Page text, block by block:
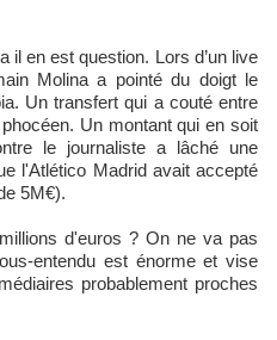
il en est question. Lors d’un live
Molina a pointé du doigt le
Un transfert qui a couté entre
Un montant qui en soit
le journaliste a lâché une
l'Atlético Madrid avait accepté
5M€).
d'euros ? On ne va pas
entendu est énorme et vise
probablement proches